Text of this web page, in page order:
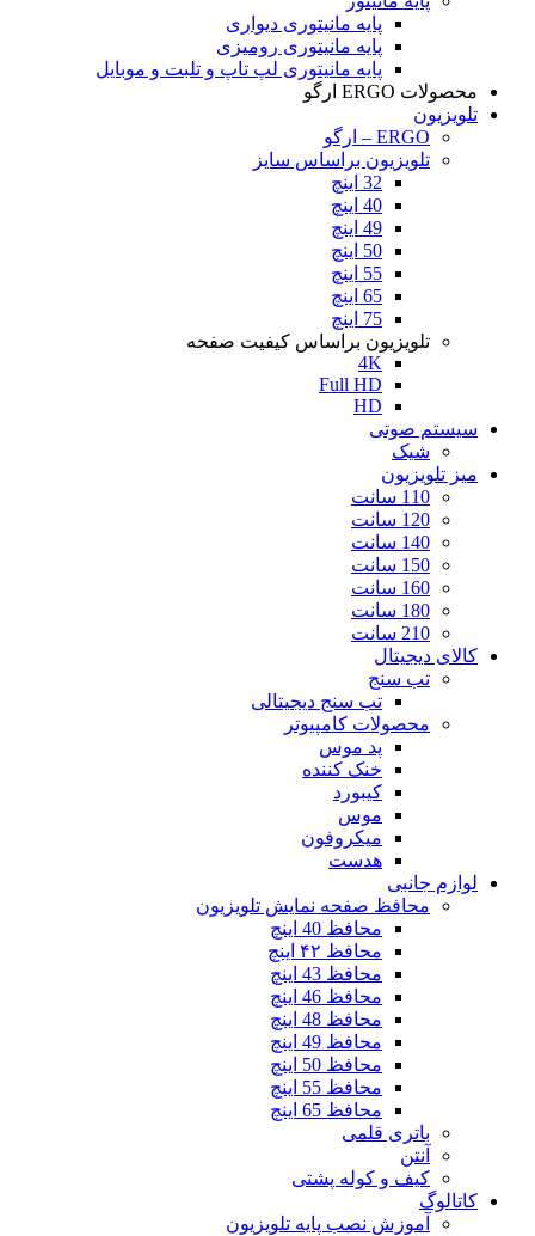
پایه مانیتوری دیواری
پایه مانیتوری رومیزی
پایه مانیتوری لپ تاپ و تلبت و موبایل
محصولات ERGO ارگو
تلویزیون
ERGO – ارگو
تلویزیون براساس سایز
32 اینچ
40 اینچ
49 اینچ
50 اینچ
55 اینچ
65 اینچ
75 اینچ
تلویزیون براساس کیفیت صفحه
4K
Full HD
HD
سیستم صوتی
شیک
میز تلویزیون
110 سانت
120 سانت
140 سانت
150 سانت
160 سانت
180 سانت
210 سانت
کالای دیجیتال
تب سنج
تب سنج دیجیتالی
محصولات کامپیوتر
پد موس
خنک کننده
کیبورد
موس
میکروفون
هدست
لوازم جانبی
محافظ صفحه نمایش تلویزیون
محافظ 40 اینچ
محافظ ۴۲ اینچ
محافظ 43 اینچ
محافظ 46 اینچ
محافظ 48 اینچ
محافظ 49 اینچ
محافظ 50 اینچ
محافظ 55 اینچ
محافظ 65 اینچ
باتری قلمی
آنتن
کیف و کوله پشتی
کاتالوگ
آموزش نصب پایه تلویزیون